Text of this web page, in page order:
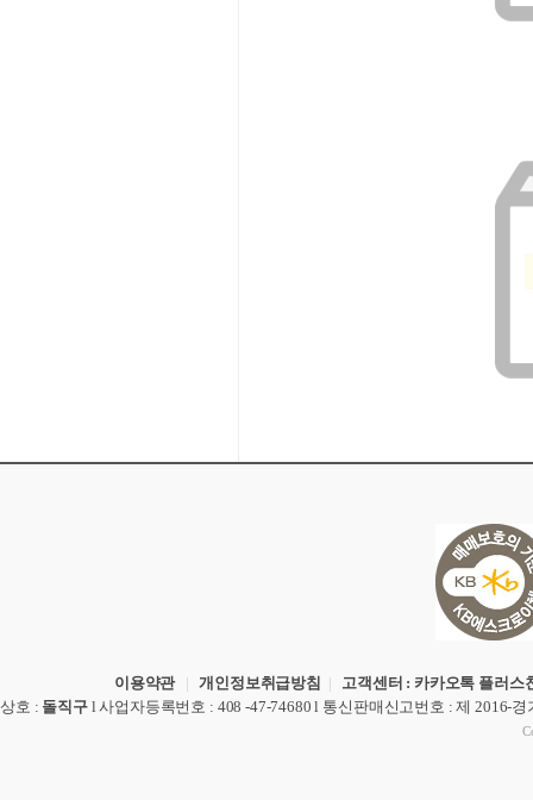
이용약관 |개인정보취급방침 | 고객센터 : 카카오톡 플러스
상호 : 돌직구 l사업자등록번호 : 408 -47-74680 l 통신판매신고번호 : 제 2016-